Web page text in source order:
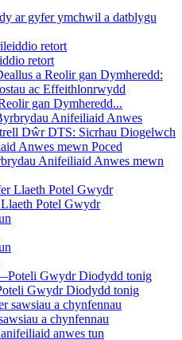
ar gyfer ymchwil a datblygu
retort
gan Dymheredd...
Anifeiliaid Anwes mewn
Potel Gwydr
Gwydr Diodydd tonig
a chynfennau